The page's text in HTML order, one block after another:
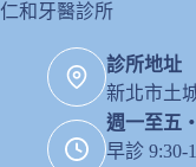
仁和牙醫診所
診所地址
新北市土
週一至五
早診 9:30-